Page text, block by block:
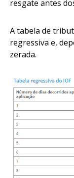
resgate antes
A tabela de
regressiva e,
zerada.